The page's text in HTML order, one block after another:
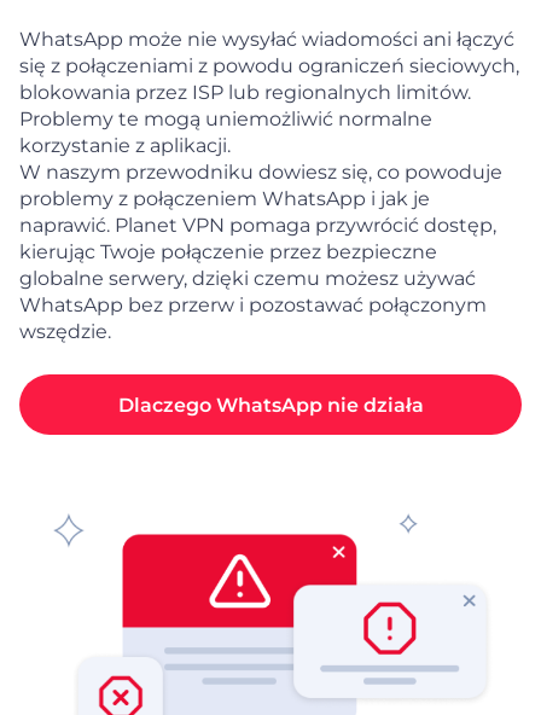
WhatsApp może nie wysyłać wiadomości ani łączyć
się z połączeniami z powodu ograniczeń sieciowych,
blokowania przez ISP lub regionalnych limitów.
Problemy te mogą uniemożliwić normalne
korzystanie z aplikacji.
W naszym przewodniku dowiesz się, co powoduje
problemy z połączeniem WhatsApp i jak je
naprawić. Planet VPN pomaga przywrócić dostęp,
kierując Twoje połączenie przez bezpieczne
globalne serwery, dzięki czemu możesz używać
WhatsApp bez przerw i pozostawać połączonym
wszędzie.
Dlaczego WhatsApp nie działa